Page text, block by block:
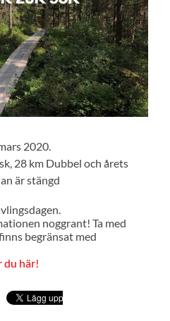
2020.
28 km Dubbel och årets
är stängd
noggrant! Ta med
begränsat med
du här!